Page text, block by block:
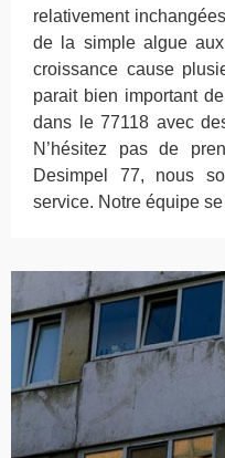
relativement
de la simple algue
croissance cause
parait bien important
dans le 77118 avec
N’hésitez pas de
Desimpel 77, nous
service. Notre équipe